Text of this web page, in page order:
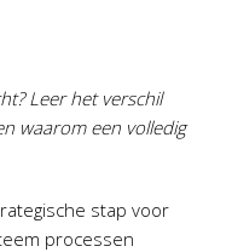
Leer het verschil
waarom een volledig
stap voor
processen